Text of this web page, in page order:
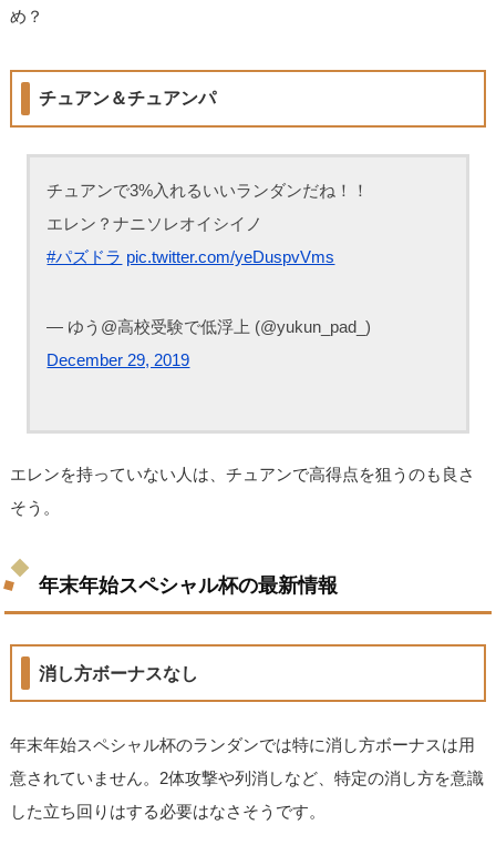
め？
チュアン＆チュアンパ
チュアンで3%入れるいいランダンだね！！
エレン？ナニソレオイシイノ
#パズドラ pic.twitter.com/yeDuspvVms
— ゆう@高校受験で低浮上 (@yukun_pad_)
December 29, 2019
エレンを持っていない人は、チュアンで高得点を狙うのも良さ
そう。
年末年始スペシャル杯の最新情報
消し方ボーナスなし
年末年始スペシャル杯のランダンでは特に消し方ボーナスは用
意されていません。2体攻撃や列消しなど、特定の消し方を意識
した立ち回りはする必要はなさそうです。